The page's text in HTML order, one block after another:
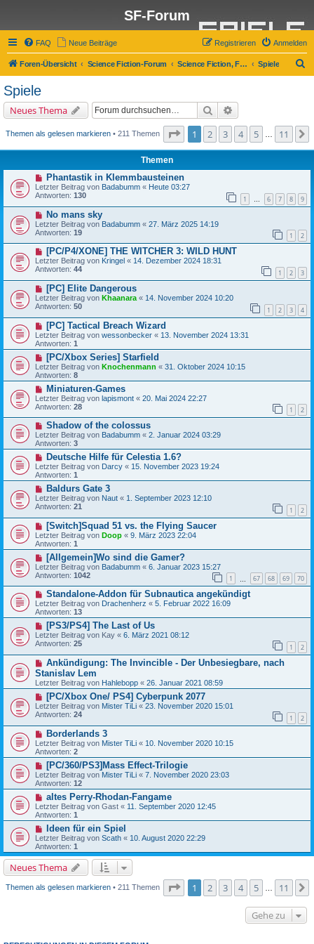
SF-Forum
FAQ Neue Beiträge Anmelden
Registrieren
Foren-Übersicht Science Fiction-Forum Science Fiction, Fantasy und Co. Spiele
Spiele
Neues Thema Suche
Themen als gelesen markieren• 211 Themen Seite von
1 2 3 4 5 11
Themen
Phantastik in Klemmbausteinen
Letzter Beitrag von Badabumm « Heute 03:27
Antworten: 130 1 … 6 7 8 9
No mans sky
Letzter Beitrag von Badabumm « 27. März 2025 14:19
Antworten: 19 1 2
[PC/P4/XONE] THE WITCHER 3: WILD HUNT
Letzter Beitrag von Kringel « 14. Dezember 2024 18:31
Antworten: 44 1 2 3
[PC] Elite Dangerous
Letzter Beitrag von Khaanara « 14. November 2024 10:20
Antworten: 50 1 2 3 4
[PC] Tactical Breach Wizard
Letzter Beitrag von wessonbecker « 13. November 2024 13:31
Antworten: 1
[PC/Xbox Series] Starfield
Letzter Beitrag von Knochenmann « 31. Oktober 2024 10:15
Antworten: 8
Miniaturen-Games
Letzter Beitrag von lapismont « 20. Mai 2024 22:27
Antworten: 28 1 2
Shadow of the colossus
Letzter Beitrag von Badabumm « 2. Januar 2024 03:29
Antworten: 3
Deutsche Hilfe für Celestia 1.6?
Letzter Beitrag von Darcy « 15. November 2023 19:24
Antworten: 1
Baldurs Gate 3
Letzter Beitrag von Naut « 1. September 2023 12:10
Antworten: 21 1 2
[Switch]Squad 51 vs. the Flying Saucer
Letzter Beitrag von Doop « 9. März 2023 22:04
Antworten: 1
[Allgemein]Wo sind die Gamer?
Letzter Beitrag von Badabumm « 6. Januar 2023 15:27
Antworten: 1042 1 67 68 69 70
Standalone-Addon für Subnautica angekündigt
Letzter Beitrag von Drachenherz « 5. Februar 2022 16:09
Antworten: 13
[PS3/PS4] The Last of Us
Letzter Beitrag von Kay « 6. März 2021 08:12
Antworten: 25 1 2
Ankündigung: The Invincible - Der Unbesiegbare, nach
Stanislav Lem
Letzter Beitrag von Hahlebopp « 26. Januar 2021 08:59
[PC/Xbox One/ PS4] Cyberpunk 2077
Letzter Beitrag von Mister TiLi « 23. November 2020 15:01
Antworten: 24 1 2
Borderlands 3
Letzter Beitrag von Mister TiLi « 10. November 2020 10:15
Antworten: 2
[PC/360/PS3]Mass Effect-Trilogie
Letzter Beitrag von Mister TiLi « 7. November 2020 23:03
Antworten: 12
altes Perry-Rhodan-Fangame
Letzter Beitrag von Gast « 11. September 2020 12:45
Antworten: 1
Ideen für ein Spiel
Letzter Beitrag von Scath « 10. August 2020 22:29
Antworten: 1
Neues Thema
Themen als gelesen markieren• 211 Themen Seite von
1 2 3 4 5 11
Gehe zu